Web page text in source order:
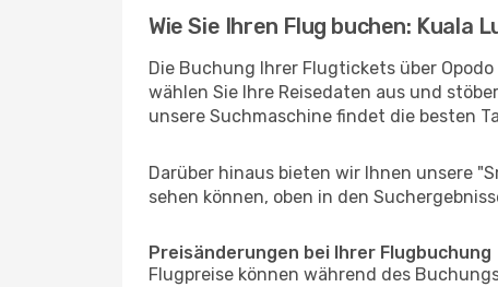
Wie Sie Ihren Flug buchen: Kuala
Die Buchung Ihrer Flugtickets über
wählen Sie Ihre Reisedaten aus und
unsere Suchmaschine findet die besten
Darüber hinaus bieten wir Ihnen unsere
sehen können, oben in den
Preisänderungen bei Ihrer Flugbuchung
Flugpreise können während des